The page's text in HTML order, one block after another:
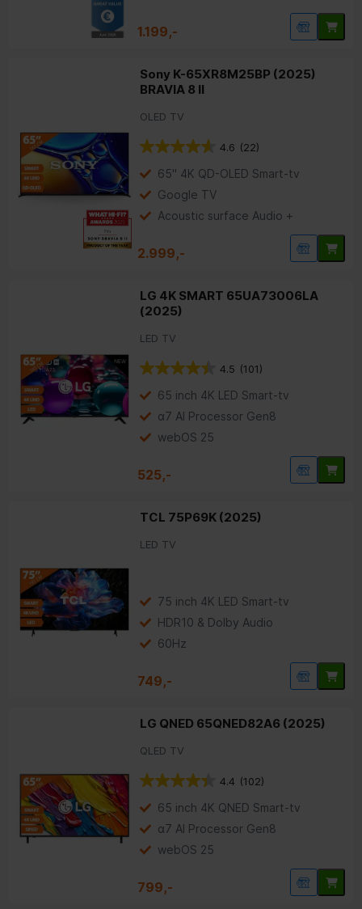
1.199,-
Sony K-65XR8M25BP (2025)
BRAVIA 8 II
OLED TV
4.6 (22)
65" 4K QD-OLED Smart-tv
Google TV
Acoustic surface Audio +
2.999,-
LG 4K SMART 65UA73006LA
(2025)
LED TV
4.5 (101)
65 inch 4K LED Smart-tv
α7 AI Processor Gen8
webOS 25
525,-
TCL 75P69K (2025)
LED TV
75 inch 4K LED Smart-tv
HDR10 & Dolby Audio
60Hz
749,-
LG QNED 65QNED82A6 (2025)
QLED TV
4.4 (102)
65 inch 4K QNED Smart-tv
α7 AI Processor Gen8
webOS 25
799,-